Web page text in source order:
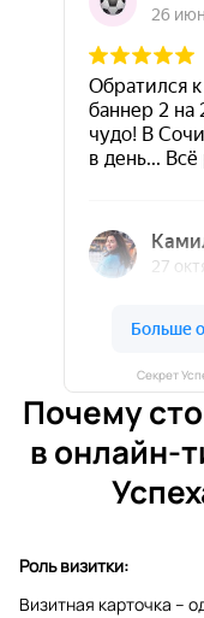
Секрет
Почему
в онлайн-
Роль визитки:
Визитная карточка –